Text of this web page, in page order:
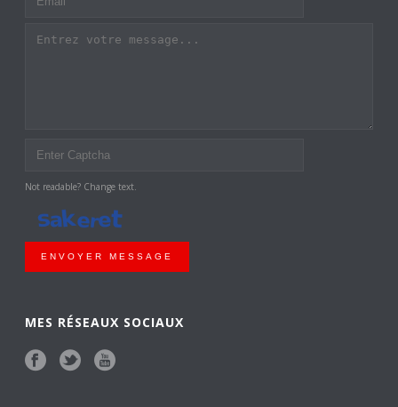
Not readable? Change text.
ENVOYER MESSAGE
MES RÉSEAUX SOCIAUX